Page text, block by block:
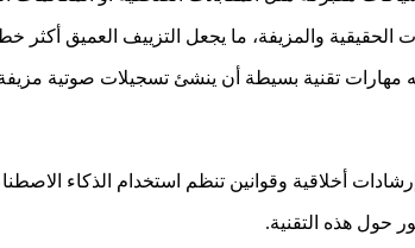
الحقيقية والمزيفة، ما يجعل التزييف العميق أكثر
مهارات تقنية بسيطة أن ينشئ تسجيلات صوتية
أخلاقية وقوانين تنظم استخدام الذكاء
حول هذه التقنية.